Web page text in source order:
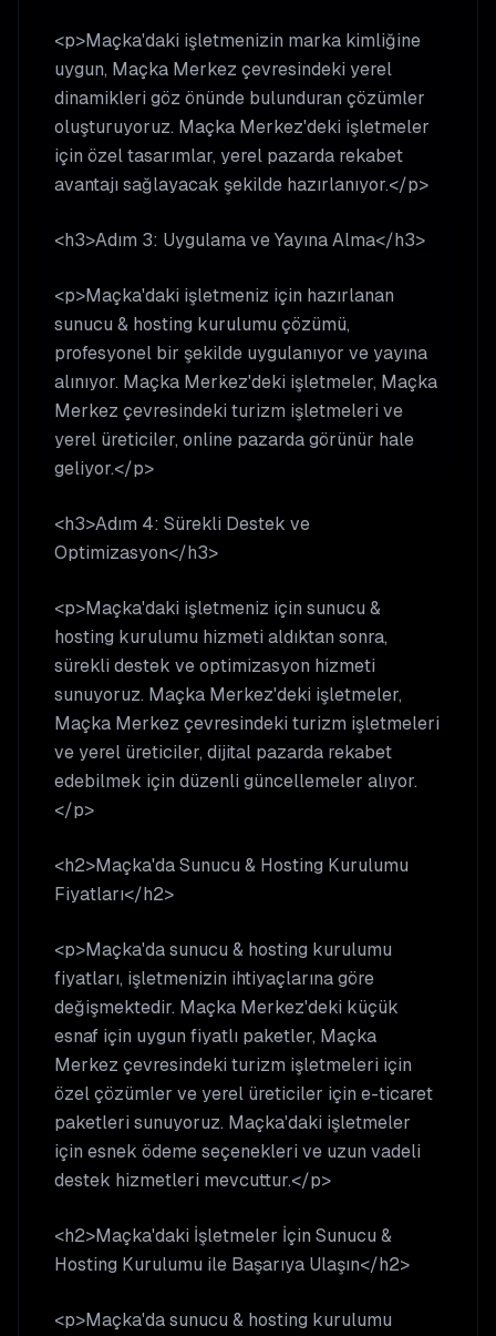
<p>Maçka'daki işletmenizin marka kimliğine
uygun, Maçka Merkez çevresindeki yerel
dinamikleri göz önünde bulunduran çözümler
oluşturuyoruz. Maçka Merkez'deki işletmeler
için özel tasarımlar, yerel pazarda rekabet
avantajı sağlayacak şekilde hazırlanıyor.</p>
<h3>Adım 3: Uygulama ve Yayına Alma</h3>
<p>Maçka'daki işletmeniz için hazırlanan
sunucu & hosting kurulumu çözümü,
profesyonel bir şekilde uygulanıyor ve yayına
alınıyor. Maçka Merkez'deki işletmeler, Maçka
Merkez çevresindeki turizm işletmeleri ve
yerel üreticiler, online pazarda görünür hale
geliyor.</p>
<h3>Adım 4: Sürekli Destek ve
Optimizasyon</h3>
<p>Maçka'daki işletmeniz için sunucu &
hosting kurulumu hizmeti aldıktan sonra,
sürekli destek ve optimizasyon hizmeti
sunuyoruz. Maçka Merkez'deki işletmeler,
Maçka Merkez çevresindeki turizm işletmeleri
ve yerel üreticiler, dijital pazarda rekabet
edebilmek için düzenli güncellemeler alıyor.
</p>
<h2>Maçka'da Sunucu & Hosting Kurulumu
Fiyatları</h2>
<p>Maçka'da sunucu & hosting kurulumu
fiyatları, işletmenizin ihtiyaçlarına göre
değişmektedir. Maçka Merkez'deki küçük
esnaf için uygun fiyatlı paketler, Maçka
Merkez çevresindeki turizm işletmeleri için
özel çözümler ve yerel üreticiler için e-ticaret
paketleri sunuyoruz. Maçka'daki işletmeler
için esnek ödeme seçenekleri ve uzun vadeli
destek hizmetleri mevcuttur.</p>
<h2>Maçka'daki İşletmeler İçin Sunucu &
Hosting Kurulumu ile Başarıya Ulaşın</h2>
<p>Maçka'da sunucu & hosting kurulumu